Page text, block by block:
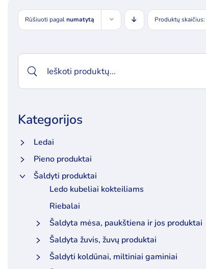
Rūšiuoti pagalnumatytą Produktų skaičius:
Kategorijos
Ledai
Pieno produktai
Šaldyti produktai
Ledo kubeliai kokteiliams
Riebalai
Šaldyta mėsa, paukštiena ir jos produktai
Šaldyta žuvis, žuvų produktai
Šaldyti koldūnai, miltiniai gaminiai